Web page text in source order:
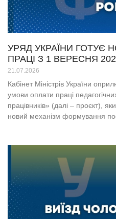
УРЯД УКРАЇНИ ГОТУЄ
ПРАЦІ З 1 ВЕРЕСНЯ
21.07.2026
Кабінет Міністрів України
умови оплати праці
працівників» (далі – проєкт),
новий механізм формування